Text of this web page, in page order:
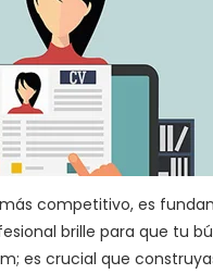
competitivo, es
brille para que tu
es crucial que